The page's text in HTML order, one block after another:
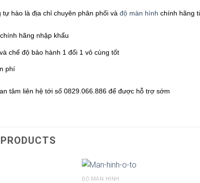
tự hào là địa chỉ chuyên phân phối và độ màn hình chính hãng
hãng nhập khẩu
chế độ bảo hành 1 đổi 1 vô cùng tốt
phí
tâm liên hệ tới số 0829.066.886 để được hỗ trợ sớm
ĐỘ MÀN HÌNH